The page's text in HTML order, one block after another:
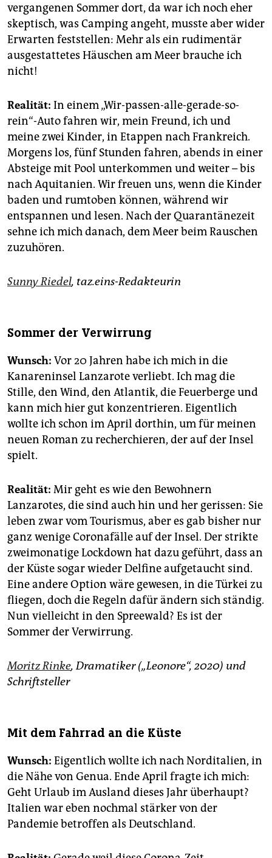
vergangenen Sommer dort, da war ich noch eher
skeptisch, was Camping angeht, musste aber wider
Erwarten feststellen: Mehr als ein rudimentär
ausgestattetes Häuschen am Meer brauche ich
nicht!
Realität: In einem „Wir-passen-alle-gerade-so-
rein“-Auto fahren wir, mein Freund, ich und
meine zwei Kinder, in Etappen nach Frankreich.
Morgens los, fünf Stunden fahren, abends in einer
Absteige mit Pool unterkommen und weiter – bis
nach Aquitanien. Wir freuen uns, wenn die Kinder
baden und rumtoben können, während wir
entspannen und lesen. Nach der Quarantänezeit
sehne ich mich danach, dem Meer beim Rauschen
zuzuhören.
Sunny Riedel, taz.eins-Redakteurin
Sommer der Verwirrung
Wunsch: Vor 20 Jahren habe ich mich in die
Kanareninsel Lanzarote verliebt. Ich mag die
Stille, den Wind, den Atlantik, die Feuerberge und
kann mich hier gut konzentrieren. Eigentlich
wollte ich schon im April dorthin, um für meinen
neuen Roman zu recherchieren, der auf der Insel
spielt.
Realität: Mir geht es wie den Bewohnern
Lanzarotes, die sind auch hin und her gerissen: Sie
leben zwar vom Tourismus, aber es gab bisher nur
ganz wenige Coronafälle auf der Insel. Der strikte
zweimonatige Lockdown hat dazu geführt, dass an
der Küste sogar wieder Delfine aufgetaucht sind.
Eine andere Option wäre gewesen, in die Türkei zu
fliegen, doch die Regeln dafür ändern sich ständig.
Nun vielleicht in den Spreewald? Es ist der
Sommer der Verwirrung.
Moritz Rinke, Dramatiker („Leonore“, 2020) und
Schriftsteller
Mit dem Fahrrad an die Küste
Wunsch: Eigentlich wollte ich nach Norditalien, in
die Nähe von Genua. Ende April fragte ich mich:
Geht Urlaub im Ausland dieses Jahr überhaupt?
Italien war eben nochmal stärker von der
Pandemie betroffen als Deutschland.